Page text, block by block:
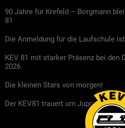
90 Jahre für Krefeld – Borgmann
81
Die Anmeldung für die Laufschule
KEV 81 mit starker Präsenz bei den
2026
Die kleinen Stars von morgen!
Der KEV81 trauert um Jupp